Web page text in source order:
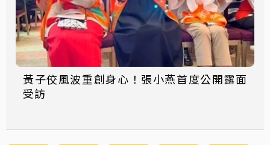
黃子佼風波重創身心！張小燕首度公開露面
受訪